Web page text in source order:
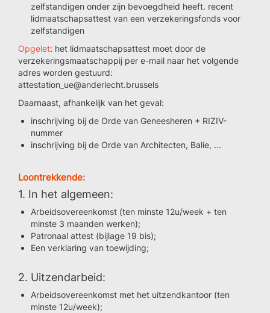
zelfstandigen onder zijn bevoegdheid heeft. recent
lidmaatschapsattest van een verzekeringsfonds voor
zelfstandigen
Opgelet: het lidmaatschapsattest moet door de
verzekeringsmaatschappij per e-mail naar het volgende
adres worden gestuurd:
attestation_ue@anderlecht.brussels
Daarnaast, afhankelijk van het geval:
inschrijving bij de Orde van Geneesheren + RIZIV-
nummer
inschrijving bij de Orde van Architecten, Balie, ...
Loontrekkende:
1. In het algemeen:
Arbeidsovereenkomst (ten minste 12u/week + ten
minste 3 maanden werken);
Patronaal attest (bijlage 19 bis);
Een verklaring van toewijding;
2. Uitzendarbeid:
Arbeidsovereenkomst met het uitzendkantoor (ten
minste 12u/week);